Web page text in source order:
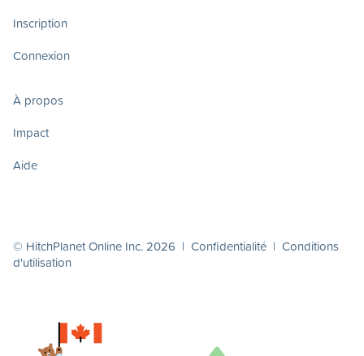
Inscription
Connexion
À propos
Impact
Aide
© HitchPlanet Online Inc. 2026 | Confidentialité | Conditions
d'utilisation